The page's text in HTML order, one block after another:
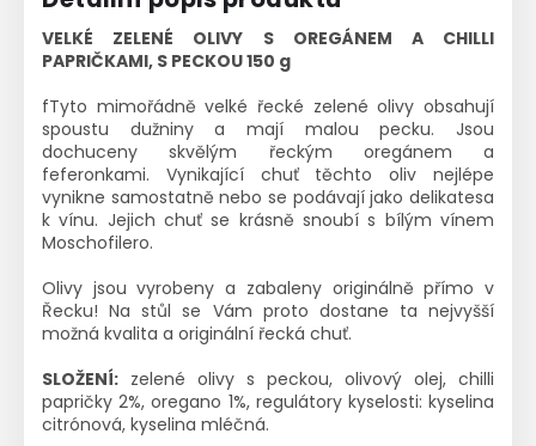
VELKÉ ZELENÉ OLIVY S OREGÁNEM A CHILLI
PAPRIČKAMI, S PECKOU 150 g
fTyto mimořádně velké řecké zelené olivy obsahují
spoustu dužniny a mají malou pecku. Jsou
dochuceny skvělým řeckým oregánem a
feferonkami. Vynikající chuť těchto oliv nejlépe
vynikne samostatně nebo se podávají jako delikatesa
k vínu. Jejich chuť se krásně snoubí s bílým vínem
Moschofilero.
Olivy jsou vyrobeny a zabaleny originálně přímo v
Řecku! Na stůl se Vám proto dostane ta nejvyšší
možná kvalita a originální řecká chuť.
SLOŽENÍ: zelené olivy s peckou, olivový olej, chilli
papričky 2%, oregano 1%, regulátory kyselosti: kyselina
citrónová, kyselina mléčná.